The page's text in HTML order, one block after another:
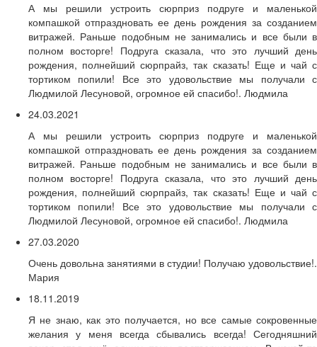
А мы решили устроить сюрприз подруге и маленькой
компашкой отпраздновать ее день рождения за созданием
витражей. Раньше подобным не занимались и все были в
полном восторге! Подруга сказала, что это лучший день
рождения, полнейший сюрпрайз, так сказать! Еще и чай с
тортиком попили! Все это удовольствие мы получали с
Людмилой Лесуновой, огромное ей спасибо!. Людмила
24.03.2021
А мы решили устроить сюрприз подруге и маленькой
компашкой отпраздновать ее день рождения за созданием
витражей. Раньше подобным не занимались и все были в
полном восторге! Подруга сказала, что это лучший день
рождения, полнейший сюрпрайз, так сказать! Еще и чай с
тортиком попили! Все это удовольствие мы получали с
Людмилой Лесуновой, огромное ей спасибо!. Людмила
27.03.2020
Очень довольна занятиями в студии! Получаю удовольствие!.
Мария
18.11.2019
Я не знаю, как это получается, но все самые сокровенные
желания у меня всегда сбывались всегда! Сегодняшний